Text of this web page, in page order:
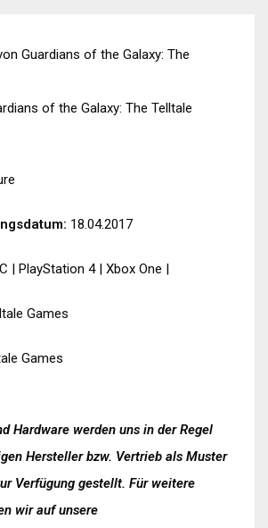
of the Galaxy: The Telltale
18.04.2017
| PlayStation 4| Xbox One |
Games
Games
Hardware werden uns in der Regel
Hersteller bzw. Vertrieb als Muster
Verfügung gestellt. Für weitere
wir auf unsere